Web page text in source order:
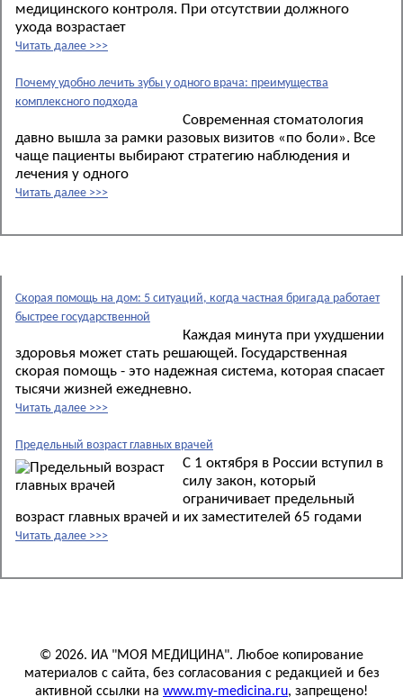
медицинского контроля. При отсутствии должного
ухода возрастает
Читать далее >>>
Почему удобно лечить зубы у одного врача: преимущества
комплексного подхода
Современная стоматология
давно вышла за рамки разовых визитов «по боли». Все
чаще пациенты выбирают стратегию наблюдения и
лечения у одного
Читать далее >>>
Скорая помощь на дом: 5 ситуаций, когда частная бригада работает
быстрее государственной
Каждая минута при ухудшении
здоровья может стать решающей. Государственная
скорая помощь - это надежная система, которая спасает
тысячи жизней ежедневно.
Читать далее >>>
Предельный возраст главных врачей
С 1 октября в России вступил в
силу закон, который
ограничивает предельный
возраст главных врачей и их заместителей 65 годами
Читать далее >>>
© 2026. ИА "МОЯ МЕДИЦИНА". Любое копирование
материалов с сайта, без согласования с редакцией и без
активной ссылки на www.my-medicina.ru, запрещено!